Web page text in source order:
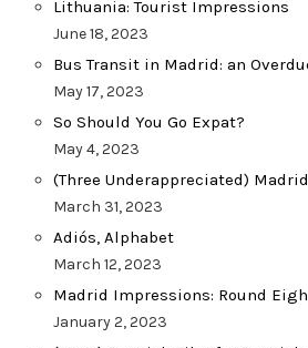
Lithuania: Tourist Impressions
June 18, 2023
Bus Transit in Madrid: an
May 17, 2023
So Should You Go Expat?
May 4, 2023
(Three Underappreciated)
March 31, 2023
Adiós, Alphabet
March 12, 2023
Madrid Impressions: Round
January 2, 2023